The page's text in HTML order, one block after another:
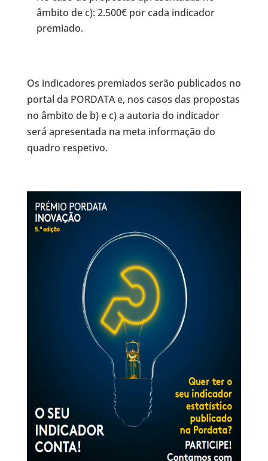
âmbito de c): 2.500€ por cada indicador
premiado.
Os indicadores premiados serão publicados no
portal da PORDATA e, nos casos das propostas
no âmbito de b) e c) a autoria do indicador
será apresentada na meta informação do
quadro respetivo.